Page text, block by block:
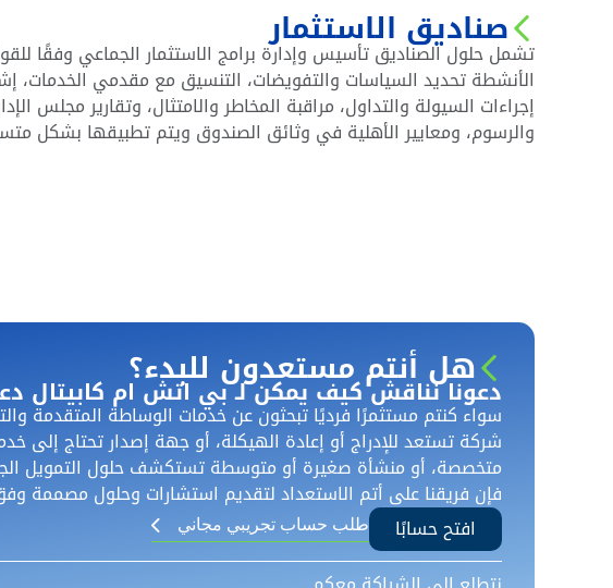
صناديق الاستثمار
تشمل حلول الصناديق تأسيس وإدارة برامج الاستثمار الجماعي وفقًا
إجراءات السيولة والتداول، مراقبة المخاطر والامتثال، وتقارير مجلس
والرسوم، ومعايير الأهلية في وثائق الصندوق ويتم تطبيقها بشكل
هل أنتم مستعدون للبدء؟
دعونا نناقش كيف يمكن لـ بي اتش ام كابيتال
سواء كنتم مستثمرًا فرديًا تبحثون عن خدمات الوساطة المتقدمة
شركة تستعد للإدراج أو إعادة الهيكلة، أو جهة إصدار تحتاج إلى
متخصصة، أو منشأة صغيرة أو متوسطة تستكشف حلول التمويل
فإن فريقنا على أتم الاستعداد لتقديم استشارات وحلول مصممة
افتح حسابًا
طلب حساب تجريبي مجاني